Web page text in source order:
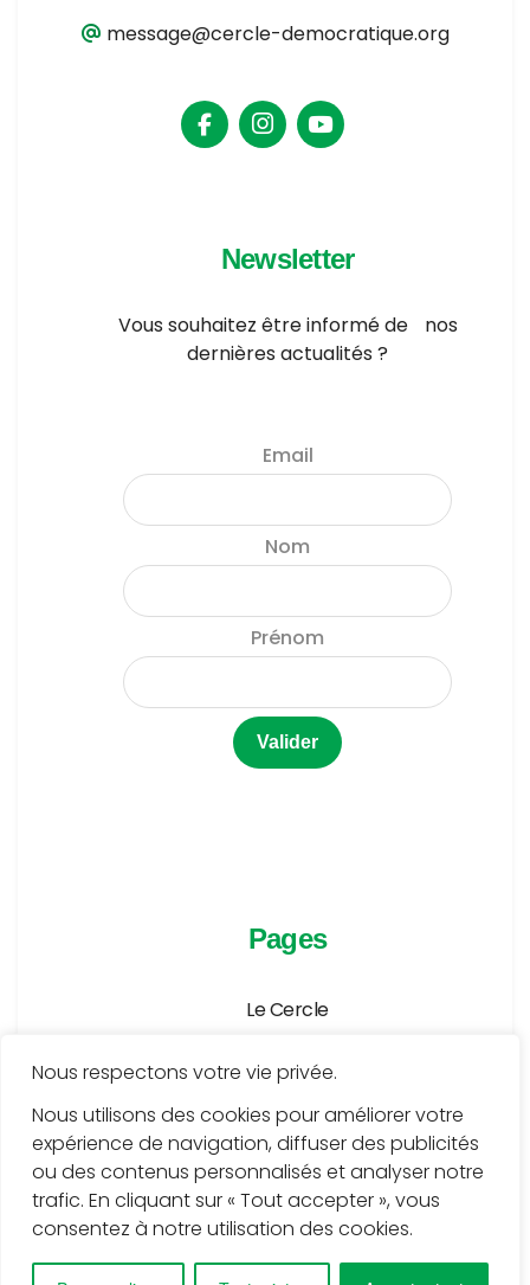
Nous respectons votre vie privée.
Nous utilisons des cookies pour améliorer votre
expérience de navigation, diffuser des publicités
ou des contenus personnalisés et analyser notre
trafic. En cliquant sur « Tout accepter », vous
consentez à notre utilisation des cookies.
message@cercle-democratique.org
Newsletter
Vous souhaitez être informé de nos
dernières actualités ?
Email
Nom
Prénom
Pages
Le Cercle
Publications
Médiathèque
Services
Contact